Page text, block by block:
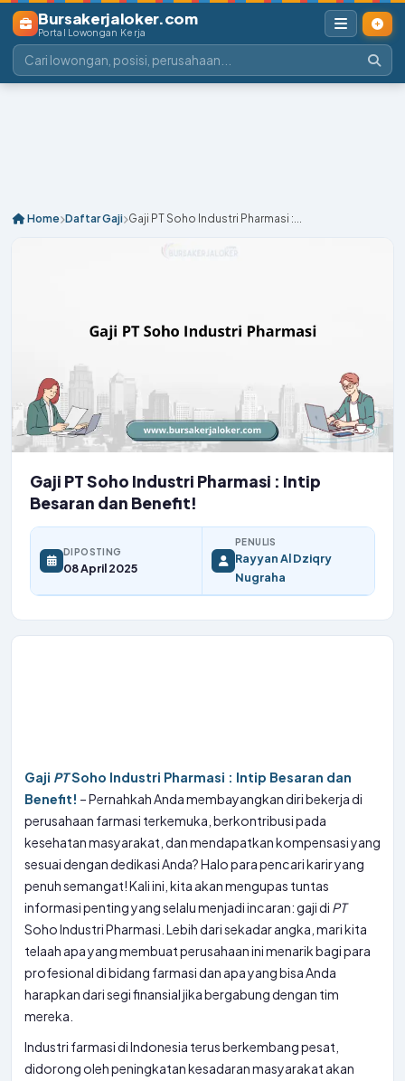
Bursakerjaloker.com
Portal Lowongan Kerja
Home Daftar Gaji Gaji PT Soho Industri Pharmasi :...
Gaji PT Soho Industri Pharmasi : Intip
Besaran dan Benefit!
DIPOSTING
08 April 2025
PENULIS
Rayyan Al Dziqry
Nugraha
Gaji PTSoho Industri Pharmasi : Intip Besaran dan
Benefit! – Pernahkah Anda membayangkan diri bekerja di
perusahaan farmasi terkemuka, berkontribusi pada
kesehatan masyarakat, dan mendapatkan kompensasi yang
sesuai dengan dedikasi Anda? Halo para pencari karir yang
penuh semangat! Kali ini, kita akan mengupas tuntas
informasi penting yang selalu menjadi incaran: gaji di PT
Soho Industri Pharmasi. Lebih dari sekadar angka, mari kita
telaah apa yang membuat perusahaan ini menarik bagi para
profesional di bidang farmasi dan apa yang bisa Anda
harapkan dari segi finansial jika bergabung dengan tim
mereka.
Industri farmasi di Indonesia terus berkembang pesat,
didorong oleh peningkatan kesadaran masyarakat akan